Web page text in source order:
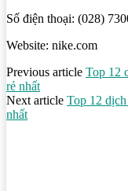
Số điện thoại: (028)
Website: nike.com
Previous article Top 12
rẻ nhất
Next article Top 12
nhất